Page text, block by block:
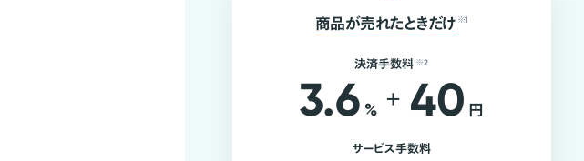
商品が売れたときだけ ※1
決済手数料 ※2
3.6 % + 40 円
サービス手数料